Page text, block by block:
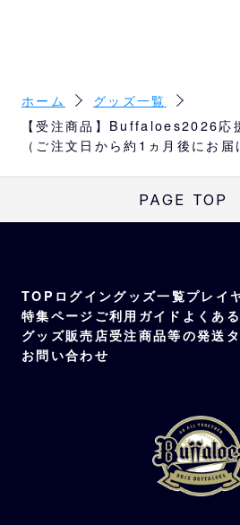
【在庫販売】：岸田監督、
コット、BsGravity
【受注販売】：風岡二軍監
→在庫販売はこちら
サイズ
風岡二軍監督、コーチ、育
素材
表面：ポリエステル100％
ホーム
グッズ一覧
【受注商品】Buffaloes2026応
（ご注文日から約1ヵ月後にお届
PAGE TOP
TOP ログイングッズ一覧プレイ
特集ページ ご利用ガイド よくあ
グッズ販売店受注商品等の発送
お問い合わせ